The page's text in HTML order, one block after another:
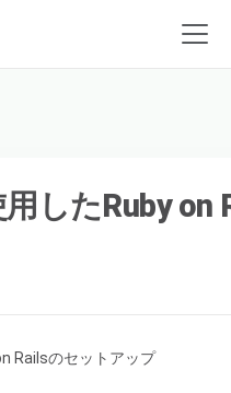
したRuby